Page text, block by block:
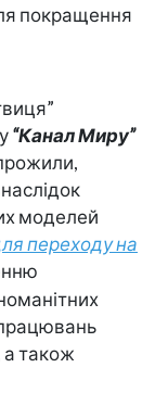
покращення
“Канал Миру”
моделей
переходу на
а також